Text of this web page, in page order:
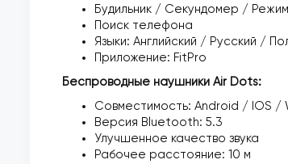
Будильник / Секундомер /
Поиск телефона
Языки: Английский / Русский /
Приложение: FitPro
Беспроводные наушники Air Dots:
Совместимость: Android / IOS /
Версия Bluetooth: 5.3
Улучшенное качество звука
Рабочее расстояние: 10 м